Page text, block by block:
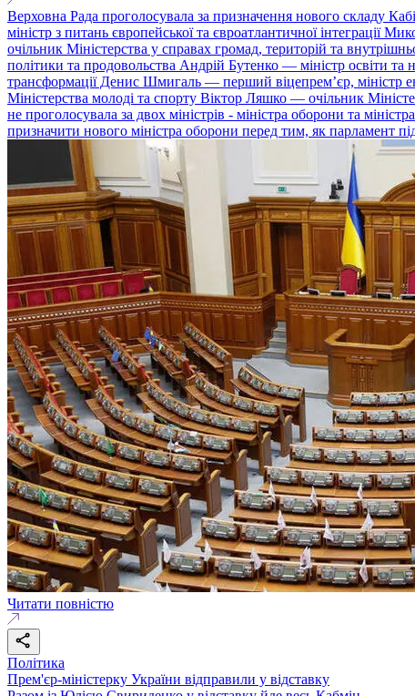
Верховна Рада проголосувала за призначення нового складу
міністр з питань європейської та євроатлантичної
очільник Міністерства у справах громад, територій та
політики та продовольства Андрій Бутенко — міністр освіти
трансформації Денис Шмигаль — перший віцепремʼєр, міністр
Міністерства молоді та спорту Віктор Ляшко — очільник
не проголосувала за двох міністрів - міністра оборони та
призначити нового міністра оборони перед тим, як парламент
Читати повністю
Політика
Прем'єр-міністерку України відправили у відставку